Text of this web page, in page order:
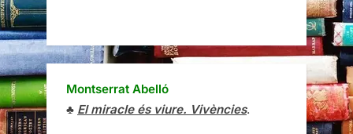
Montserrat Abelló
♣ El miracle és viure. Vivències.